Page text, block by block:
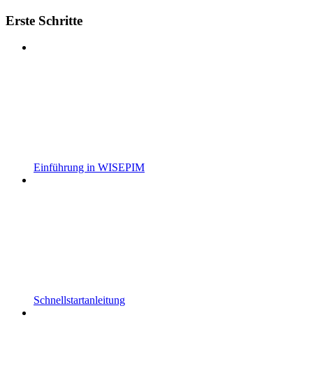
Erste Schritte
Einführung in WISEPIM
Schnellstartanleitung